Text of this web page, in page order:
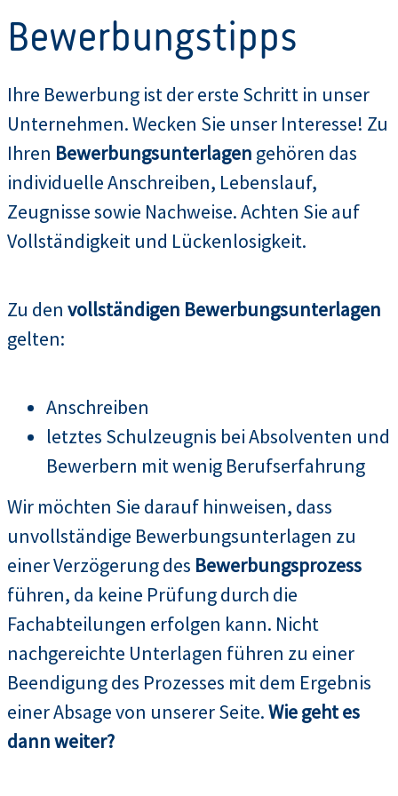
Bewerbungstipps
Ihre Bewerbung ist der erste Schritt in unser
Unternehmen. Wecken Sie unser Interesse! Zu
Ihren Bewerbungsunterlagen gehören das
individuelle Anschreiben, Lebenslauf,
Zeugnisse sowie Nachweise. Achten Sie auf
Vollständigkeit und Lückenlosigkeit.
Zu den vollständigen Bewerbungsunterlagen
gelten:
Anschreiben
letztes Schulzeugnis bei Absolventen und
Bewerbern mit wenig Berufserfahrung
Wir möchten Sie darauf hinweisen, dass
unvollständige Bewerbungsunterlagen zu
einer Verzögerung des Bewerbungsprozess
führen, da keine Prüfung durch die
Fachabteilungen erfolgen kann. Nicht
nachgereichte Unterlagen führen zu einer
Beendigung des Prozesses mit dem Ergebnis
einer Absage von unserer Seite.Wie geht es
dann weiter?